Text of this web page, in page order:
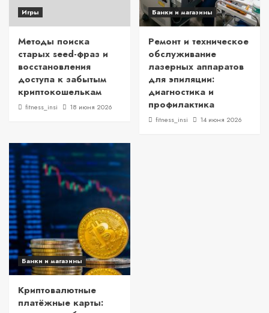
Игры
Методы поиска
старых seed-фраз и
восстановления
доступа к забытым
криптокошелькам
fitness_insi 18 июня 2026
Банки и магазины
Ремонт и техническое
обслуживание
лазерных аппаратов
для эпиляции:
диагностика и
профилактика
fitness_insi 14 июня 2026
Банки и магазины
Криптовалютные
платёжные карты: